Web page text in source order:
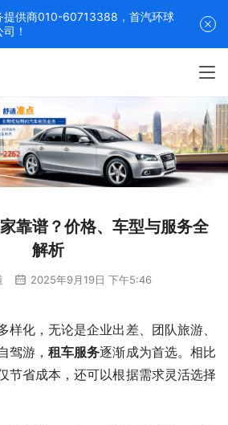
靠谱？价格、车型与服务全
解析
2025年9月19日 下午5:46
样化，无论是企业出差、团队旅游、
驾游，租车服务逐渐成为首选。相比
节省成本，还可以根据需求灵活选择
提供商010-60713388，首汽环球
！